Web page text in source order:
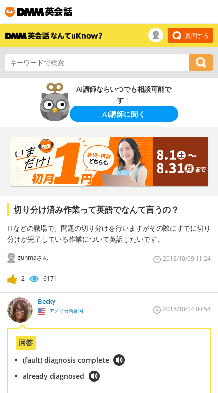
質問する
AI講師ならいつでも相談可能で
す！
AI講師に聞く
切り分け済み作業って英語でなんて言うの？
ITなどの職場で、問題の切り分けを行いますがその際にすでに切り
分けが完了している作業について英訳したいです。
gunmaさん 2018/10/09 11:24
2 6171
Becky
アメリカ合衆国 2018/10/14 00:54
回答
(fault) diagnosis complete
already diagnosed